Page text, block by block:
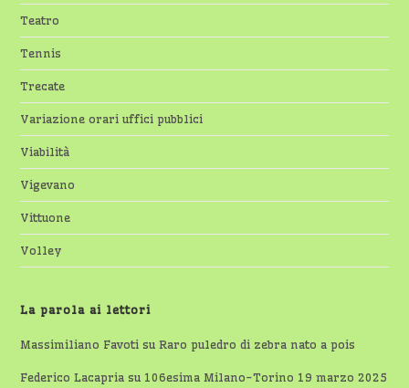
Teatro
Tennis
Trecate
Variazione orari uffici pubblici
Viabilità
Vigevano
Vittuone
Volley
La parola ai lettori
Massimiliano Favoti suRaro puledro di zebra nato a pois
Federico Lacapria su 106esima Milano-Torino 19 marzo 2025